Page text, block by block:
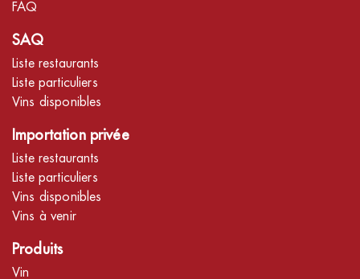
FAQ
SAQ
Liste restaurants
Liste particuliers
Vins disponibles
Importation privée
Liste restaurants
Liste particuliers
Vins disponibles
Vins à venir
Produits
Vin